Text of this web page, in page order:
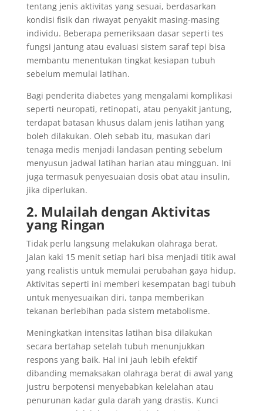
tentang jenis aktivitas yang sesuai, berdasarkan
kondisi fisik dan riwayat penyakit masing-masing
individu. Beberapa pemeriksaan dasar seperti tes
fungsi jantung atau evaluasi sistem saraf tepi bisa
membantu menentukan tingkat kesiapan tubuh
sebelum memulai latihan.
Bagi penderita diabetes yang mengalami komplikasi
seperti neuropati, retinopati, atau penyakit jantung,
terdapat batasan khusus dalam jenis latihan yang
boleh dilakukan. Oleh sebab itu, masukan dari
tenaga medis menjadi landasan penting sebelum
menyusun jadwal latihan harian atau mingguan. Ini
juga termasuk penyesuaian dosis obat atau insulin,
jika diperlukan.
2. Mulailah dengan Aktivitas
yang Ringan
Tidak perlu langsung melakukan olahraga berat.
Jalan kaki 15 menit setiap hari bisa menjadi titik awal
yang realistis untuk memulai perubahan gaya hidup.
Aktivitas seperti ini memberi kesempatan bagi tubuh
untuk menyesuaikan diri, tanpa memberikan
tekanan berlebihan pada sistem metabolisme.
Meningkatkan intensitas latihan bisa dilakukan
secara bertahap setelah tubuh menunjukkan
respons yang baik. Hal ini jauh lebih efektif
dibanding memaksakan olahraga berat di awal yang
justru berpotensi menyebabkan kelelahan atau
penurunan kadar gula darah yang drastis. Kunci